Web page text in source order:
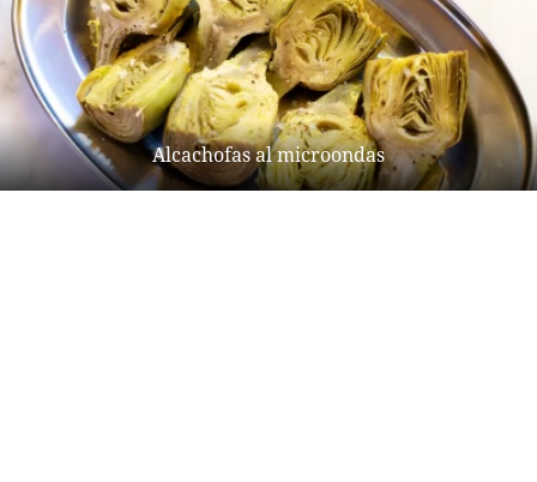
Alcachofas al microondas